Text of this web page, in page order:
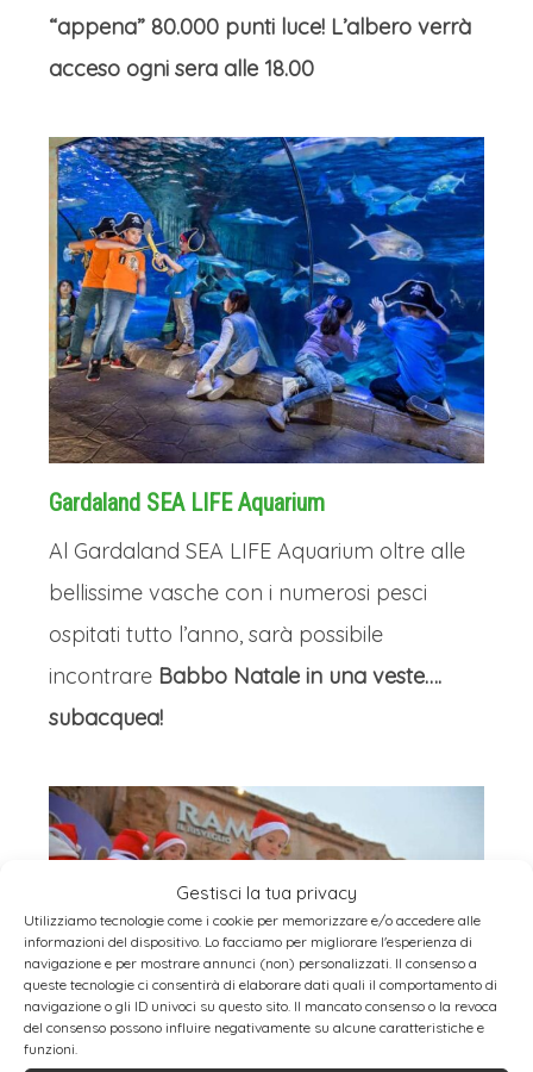
Gestisci la tua privacy
Utilizziamo tecnologie come i cookie per memorizzare e/o accedere alle
informazioni del dispositivo. Lo facciamo per migliorare l'esperienza di
navigazione e per mostrare annunci (non) personalizzati. Il consenso a
queste tecnologie ci consentirà di elaborare dati quali il comportamento di
navigazione o gli ID univoci su questo sito. Il mancato consenso o la revoca
del consenso possono influire negativamente su alcune caratteristiche e
funzioni.
“appena” 80.000 punti luce! L’albero verrà
acceso ogni sera alle 18.00
Gardaland SEA LIFE Aquarium
Al Gardaland SEA LIFE Aquarium oltre alle
bellissime vasche con i numerosi pesci
ospitati tutto l’anno, sarà possibile
incontrare Babbo Natale in una veste….
subacquea!